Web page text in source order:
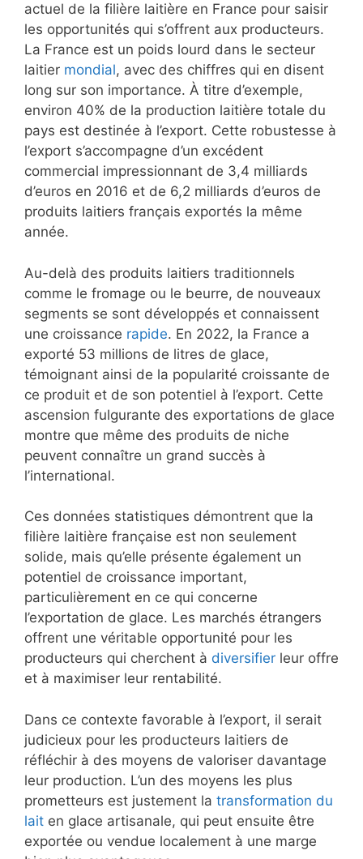
actuel de la filière laitière en France pour saisir
les opportunités qui s’offrent aux producteurs.
La France est un poids lourd dans le secteur
laitier mondial, avec des chiffres qui en disent
long sur son importance. À titre d’exemple,
environ 40% de la production laitière totale du
pays est destinée à l’export. Cette robustesse à
l’export s’accompagne d’un excédent
commercial impressionnant de 3,4 milliards
d’euros en 2016 et de 6,2 milliards d’euros de
produits laitiers français exportés la même
année.
Au-delà des produits laitiers traditionnels
comme le fromage ou le beurre, de nouveaux
segments se sont développés et connaissent
une croissance rapide. En 2022, la France a
exporté 53 millions de litres de glace,
témoignant ainsi de la popularité croissante de
ce produit et de son potentiel à l’export. Cette
ascension fulgurante des exportations de glace
montre que même des produits de niche
peuvent connaître un grand succès à
l’international.
Ces données statistiques démontrent que la
filière laitière française est non seulement
solide, mais qu’elle présente également un
potentiel de croissance important,
particulièrement en ce qui concerne
l’exportation de glace. Les marchés étrangers
offrent une véritable opportunité pour les
producteurs qui cherchent à diversifier leur offre
et à maximiser leur rentabilité.
Dans ce contexte favorable à l’export, il serait
judicieux pour les producteurs laitiers de
réfléchir à des moyens de valoriser davantage
leur production. L’un des moyens les plus
prometteurs est justement la transformation du
lait en glace artisanale, qui peut ensuite être
exportée ou vendue localement à une marge